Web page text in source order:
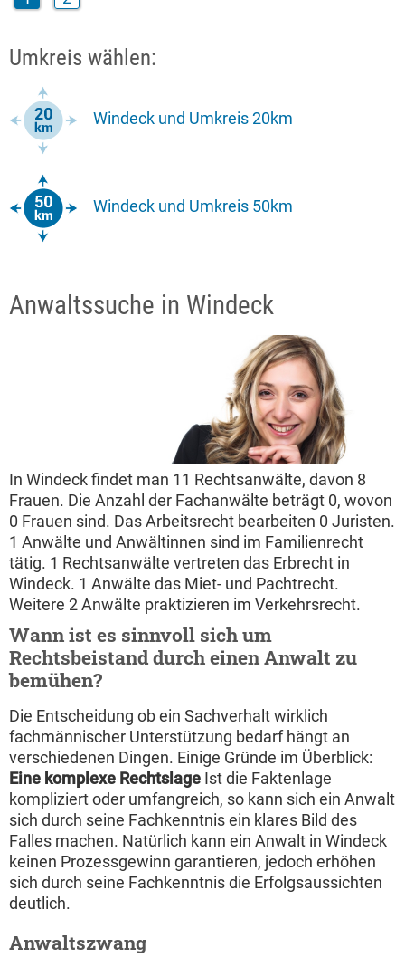
Umkreis wählen:
Windeck und Umkreis 20km
Windeck und Umkreis 50km
Anwaltssuche in Windeck
In Windeck findet man 11 Rechtsanwälte, davon 8
Frauen. Die Anzahl der Fachanwälte beträgt 0, wovon
0 Frauen sind. Das Arbeitsrecht bearbeiten 0 Juristen.
1 Anwälte und Anwältinnen sind im Familienrecht
tätig. 1 Rechtsanwälte vertreten das Erbrecht in
Windeck. 1 Anwälte das Miet- und Pachtrecht.
Weitere 2 Anwälte praktizieren im Verkehrsrecht.
Wann ist es sinnvoll sich um
Rechtsbeistand durch einen Anwalt zu
bemühen?
Die Entscheidung ob ein Sachverhalt wirklich
fachmännischer Unterstützung bedarf hängt an
verschiedenen Dingen. Einige Gründe im Überblick:
Eine komplexe Rechtslage Ist die Faktenlage
kompliziert oder umfangreich, so kann sich ein Anwalt
sich durch seine Fachkenntnis ein klares Bild des
Falles machen. Natürlich kann ein Anwalt in Windeck
keinen Prozessgewinn garantieren, jedoch erhöhen
sich durch seine Fachkenntnis die Erfolgsaussichten
deutlich.
Anwaltszwang